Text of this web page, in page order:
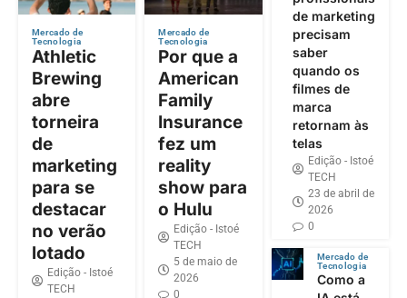
Mercado de
Tecnologia
Athletic
Brewing
abre
torneira
de
marketing
para se
destacar
no verão
lotado
Edição - Istoé
TECH
Mercado de
Tecnologia
Por que a
American
Family
Insurance
fez um
reality
show para
o Hulu
Edição - Istoé
TECH
5 de maio de
2026
0
de marketing
precisam
saber
quando os
filmes de
marca
retornam às
telas
Edição - Istoé
TECH
23 de abril de
2026
0
Mercado de
Tecnologia
Como a